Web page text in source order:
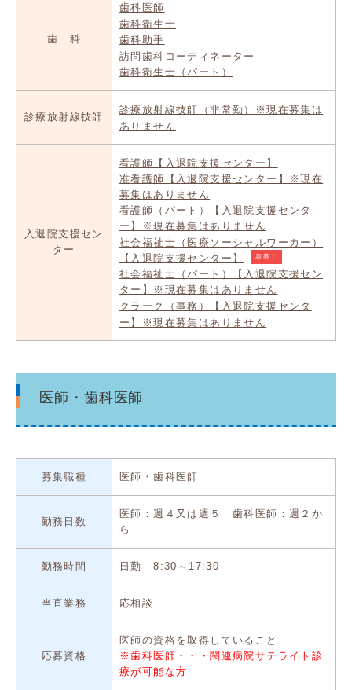
歯 科
歯科医師
歯科衛生士
歯科助手
訪問歯科コーディネーター
歯科衛生士（パート）
診療放射線技師
診療放射線技師（非常勤）※現在募集は
ありません
入退院支援セン
ター
看護師【入退院支援センター】
准看護師【入退院支援センター】※現在
募集はありません
看護師（パート）【入退院支援センタ
ー】※現在募集はありません
社会福祉士（医療ソーシャルワーカー）
【入退院支援センター】
急募！
社会福祉士（パート）【入退院支援セン
ター】※現在募集はありません
クラーク（事務）【入退院支援センタ
ー】※現在募集はありません
医師・歯科医師
募集職種 医師・歯科医師
勤務日数
医師：週４又は週５ 歯科医師：週２か
ら
勤務時間 日勤 8:30～17:30
当直業務 応相談
応募資格
医師の資格を取得していること
※歯科医師・・・関連病院サテライト診
療が可能な方